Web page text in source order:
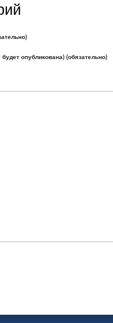
будет опубликована) (обязательно)